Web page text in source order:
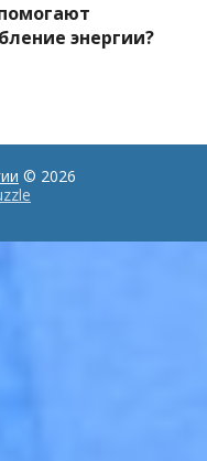
энергии?
© 2026